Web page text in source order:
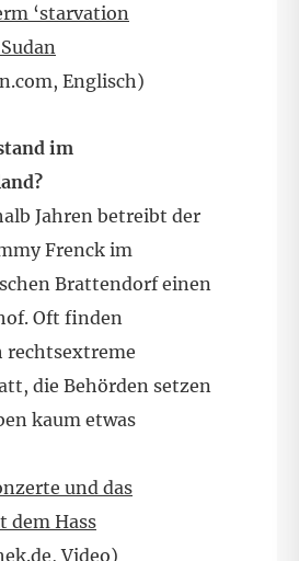
‘starvation
Englisch)
im
Jahren betreibt der
Frenck im
Brattendorf einen
Oft finden
rechtsextreme
die Behörden setzen
kaum etwas
und das
dem Hass
Video)